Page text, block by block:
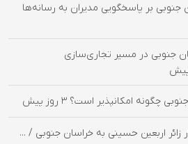
جنوبی بر پاسخگویی مدیران به رسانه‌ها
جنوبی در مسیر تجاری‌سازی
چگونه امکانپذیر است؟ 3 روز پیش